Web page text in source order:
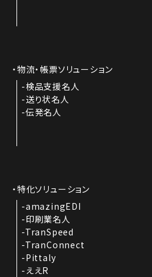
物流・帳票ソリューション
検品支援名人
送り状名人
伝発名人
特化ソリューション
amazingEDI
印刷業名人
TranSpeed
TranConnect
Pittaly
ええR